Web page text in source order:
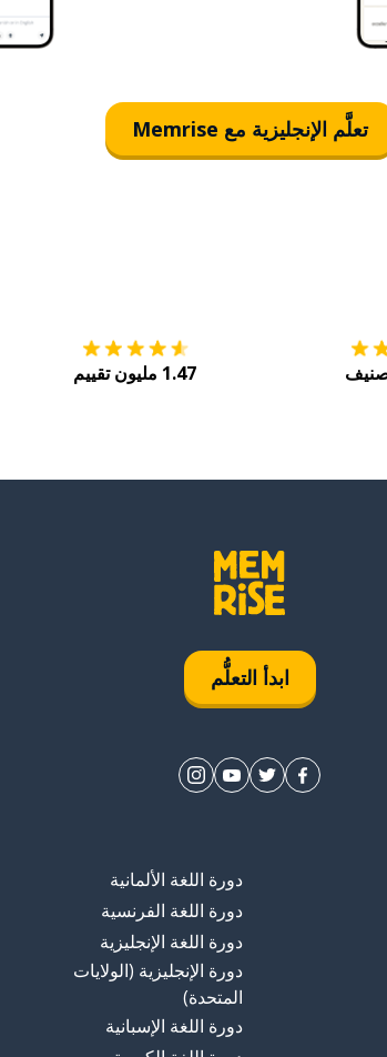
تعلَّم الإنجليزية مع Memrise
1.47 مليون تقييم
ابدأ التعلُّم
دورة اللغة الألمانية
دورة اللغة الفرنسية
دورة اللغة الإنجليزية
دورة الإنجليزية (الولايات
المتحدة)
دورة اللغة الإسبانية